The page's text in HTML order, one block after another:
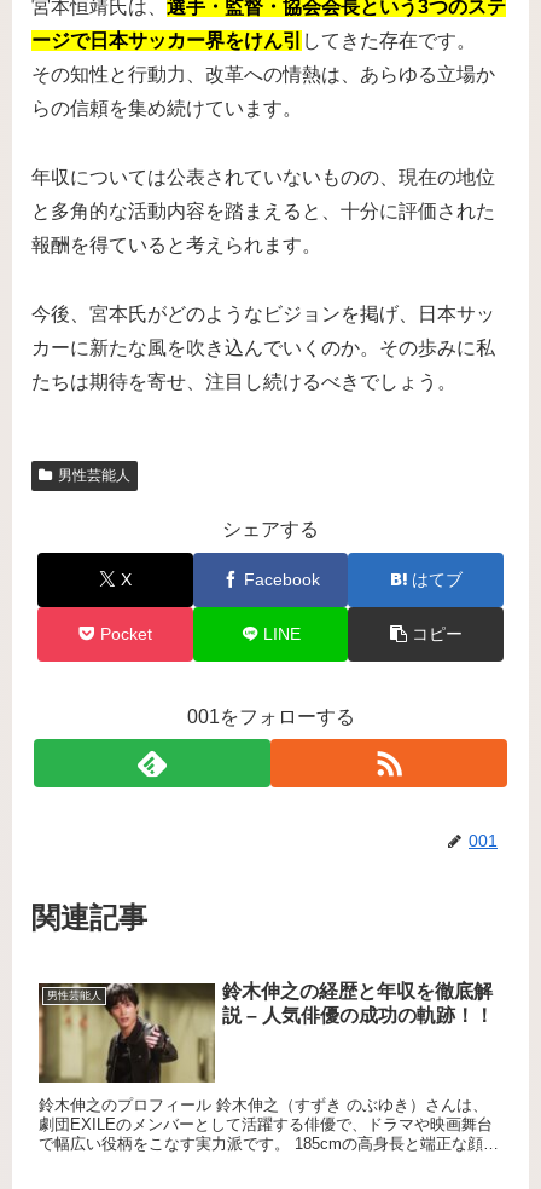
宮本恒靖氏は、 選手・監督・協会会長という3つのステ
ージで日本サッカー界をけん引 してきた存在です。
その知性と行動力、改革への情熱は、あらゆる立場か
らの信頼を集め続けています。
年収については公表されていないものの、現在の地位
と多角的な活動内容を踏まえると、十分に評価された
報酬を得ていると考えられます。
今後、宮本氏がどのようなビジョンを掲げ、日本サッ
カーに新たな風を吹き込んでいくのか。その歩みに私
たちは期待を寄せ、注目し続けるべきでしょう。
男性芸能人
シェアする
X Facebook はてブ
Pocket LINE コピー
001をフォローする
001
関連記事
男性芸能人
鈴木伸之の経歴と年収を徹底解
説 – 人気俳優の成功の軌跡！！
鈴木伸之のプロフィール 鈴木伸之（すずき のぶゆき）さんは、
劇団EXILEのメンバーとして活躍する俳優で、ドラマや映画舞台
で幅広い役柄をこなす実力派です。 185cmの高身長と端正な顔立